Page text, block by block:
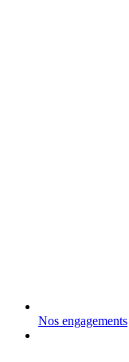
Nos engagements